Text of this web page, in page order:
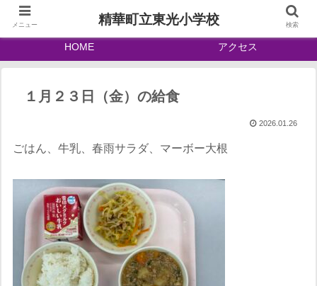
HOME アクセス
１月２３日（金）の給食
2026.01.26
ごはん、牛乳、春雨サラダ、マーボー大根
メニュー 精華町立東光小学校 検索